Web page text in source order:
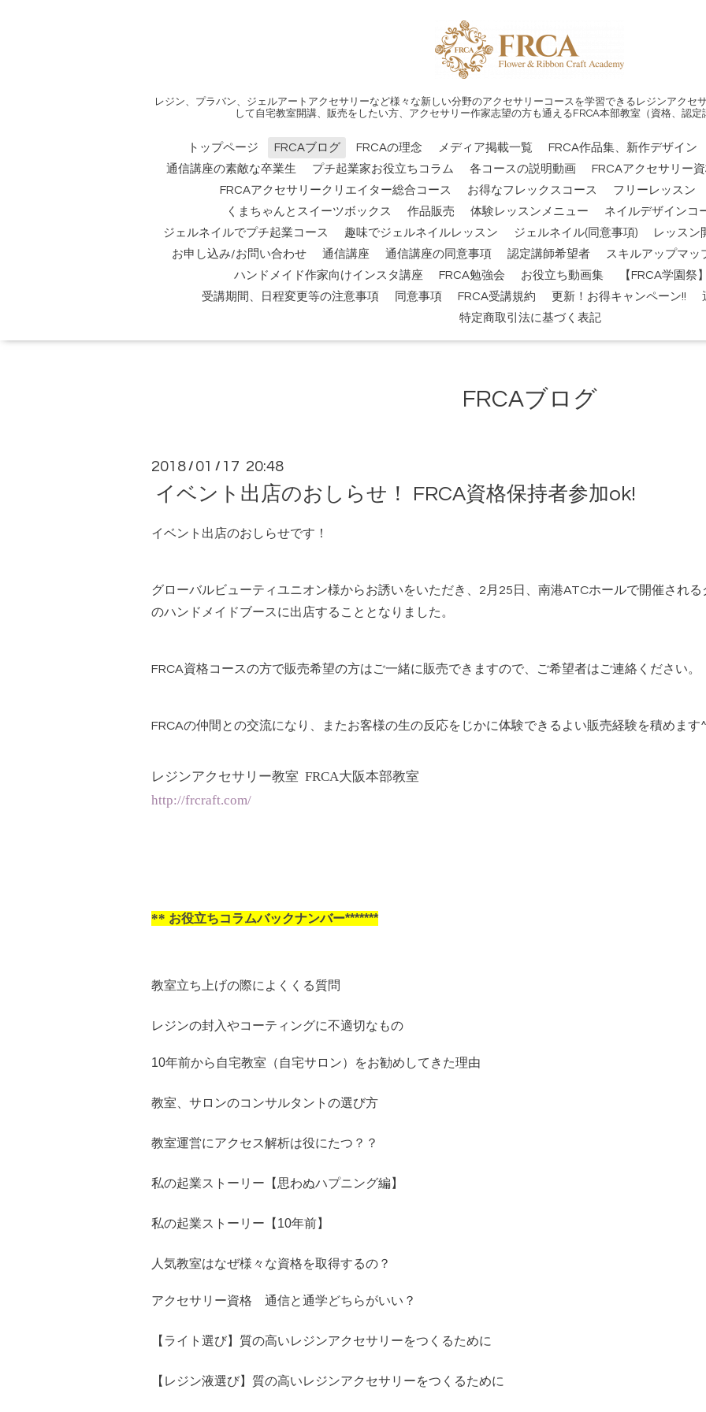
レジン、プラバン、ジェルアートアクセサリーなど様々な新しい分野のアクセサリーコースを学習できるレジンアクセ
して自宅教室開講、販売をしたい方、アクセサリー作家志望の方も通えるFRCA本部教室（資格、認定
トップページ FRCAブログ FRCAの理念 メディア掲載一覧 FRCA作品集、新作デザイン
通信講座の素敵な卒業生
プチ起業家お役立ちコラム 各コースの説明動画
FRCAアクセサリー
FRCAアクセサリークリエイター総合コース
お得なフレックスコース フリーレッスン
くまちゃんとスイーツボックス
作品販売 体験レッスンメニュー
ネイルデザインコ
ジェルネイルでプチ起業コース
趣味でジェルネイルレッスン ジェルネイル(同意事項) レッスン
お申し込み/お問い合わせ
通信講座 通信講座の同意事項 認定講師希望者 スキルアップマッ
ハンドメイド作家向けインスタ講座
FRCA勉強会 お役立ち動画集
【FRCA学園祭
受講期間、日程変更等の注意事項
同意事項 FRCA受講規約 更新！お得キャンペーン!!
特定商取引法に基づく表記
FRCAブログ
2018 / 01 / 17 20:48
イベント出店のおしらせ！ FRCA資格保持者参加ok!
イベント出店のおしらせです！
グローバルビューティユニオン様からお誘いをいただき、2月25日、南港ATCホールで開催され
のハンドメイドブースに出店することとなりました。
FRCA資格コースの方で販売希望の方はご一緒に販売できますので、ご希望者はご連絡ください。
FRCAの仲間との交流になり、またお客様の生の反応をじかに体験できるよい販売経験を積めます
レジンアクセサリー教室 FRCA大阪本部教室
http://frcraft.com/
** お役立ちコラムバックナンバー*******
教室立ち上げの際によくくる質問
レジンの封入やコーティングに不適切なもの
10年前から自宅教室（自宅サロン）をお勧めしてきた理由
教室、サロンのコンサルタントの選び方
教室運営にアクセス解析は役にたつ？？
私の起業ストーリー【思わぬハプニング編】
私の起業ストーリー【10年前】
人気教室はなぜ様々な資格を取得するの？
アクセサリー資格 通信と通学どちらがいい？
【ライト選び】質の高いレジンアクセサリーをつくるために
【レジン液選び】質の高いレジンアクセサリーをつくるために